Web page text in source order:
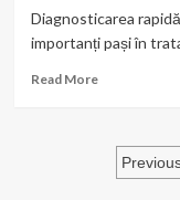
parte
echipa
dosar
Diagnosticarea
importanți pași în
Read MoreRead
RMN